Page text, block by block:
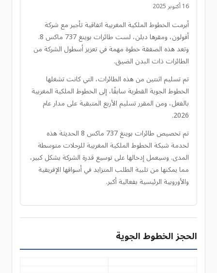
16 أكتوبر 2025
أبرمت الخطوط الملكية المغربية اتفاقية تأجير مع شركة
أفولون، ومقرها دبلن، لست طائرات بوينغ 737 ماكس 8.
وتعد هذه الصفقة خطوة مهمة في تعزيز أسطول الشركة من
الطائرات ذات البدن الضيق.
تم تسليم اثنتين من هذه الطائرات، التي كانت تشغلها
الخطوط الجوية القطرية سابقًا، إلى الخطوط الملكية المغربية
بالفعل، ومن المقرر تسليم الأربع المتبقية على مدار عام
2026.
تم تخصيص طائرات بوينغ 737 ماكس 8 الحديثة هذه
لخدمة شبكة الخطوط الملكية المغربية للرحلات متوسطة
المدى. وسيعمل إدخالها على توسيع قدرة الشركة بشكل كبير،
مما يمكنها من تلبية الطلب المتزايد في أسواقها الإفريقية
والأوروبية الرئيسية بفعالية أكبر.
الحجز الخطوط الجوية